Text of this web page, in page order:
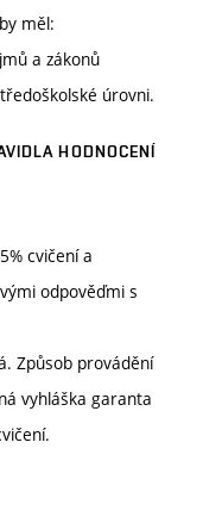
měl:
a zákonů
úrovni.
HODNOCENÍ
cvičení a
odpověďmi s
Způsob provádění
vyhláška garanta